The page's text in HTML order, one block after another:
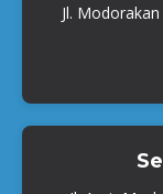
Jl.